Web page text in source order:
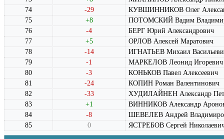
74
-29
КУВШИННИКОВ Олег
75
+8
ПОТОМСКИЙ Вадим
76
-4
БЕРГ Юрий Александрович
77
+5
ОРЛОВ Алексей Маратович
78
-14
ИГНАТЬЕВ Михаил
79
-1
МАРКЕЛОВ Леонид Игоревич
80
-3
КОНЬКОВ Павел Алексеевич
81
-24
КОПИН Роман Валентинович
82
-33
ХУДИЛАЙНЕН Александр
83
+1
ВИННИКОВ Александр
84
-8
ШЕВЕЛЕВ Андрей
85
0 ЯСТРЕБОВ Сергей